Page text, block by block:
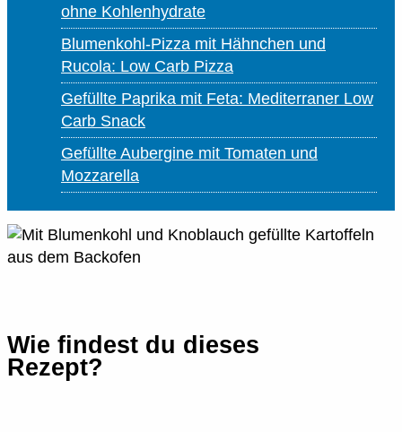
ohne Kohlenhydrate
Blumenkohl-Pizza mit Hähnchen und
Rucola: Low Carb Pizza
Gefüllte Paprika mit Feta: Mediterraner Low
Carb Snack
Gefüllte Aubergine mit Tomaten und
Mozzarella
Wie findest du dieses
Rezept?